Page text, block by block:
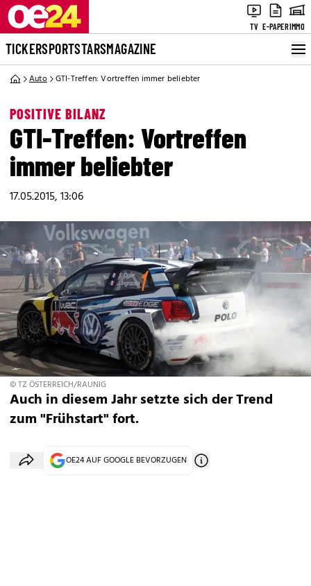
TV E-PAPERIMMO
TICKERSPORTSTARSMAGAZINE
Auto GTI-Treffen: Vortreffen immer beliebter
POSITIVE BILANZ
GTI-Treffen: Vortreffen
immer beliebter
17.05.2015, 13:06
© TZ ÖSTERREICH/RAUNIG
Auch in diesem Jahr setzte sich der Trend
zum "Frühstart" fort.
OE24 AUF GOOGLE BEVORZUGEN